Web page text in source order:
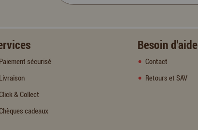
Paiement sécurisé
Livraison
& Collect
cadeaux
Besoin d'aide
Contact
Retours et SAV